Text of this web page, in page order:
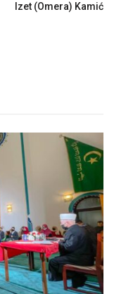
Izet (Omera) Kamić